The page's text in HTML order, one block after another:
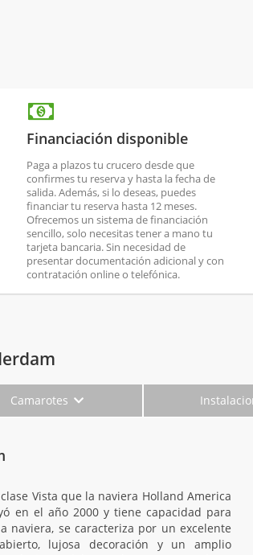
Financiación disponible
Paga a plazos tu crucero desde que
confirmes tu reserva y hasta la fecha de
salida. Además, si lo deseas, puedes
financiar tu reserva hasta 12 meses.
Ofrecemos un sistema de financiación
sencillo, solo necesitas tener a mano tu
tarjeta bancaria. Sin necesidad de
presentar documentación adicional y con
contratación online o telefónica.
Camarotes
Vista que la naviera Holland America
en el año 2000 y tiene capacidad para
naviera, se caracteriza por un excelente
lujosa decoración y un amplio